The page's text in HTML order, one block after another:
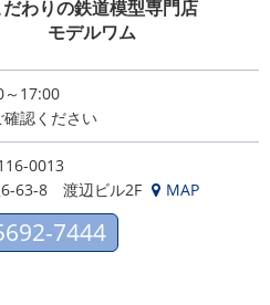
だわりの鉄道模型専門店
モデルワム
～17:00
認ください
0013
6-63-8 渡辺ビル2F
MAP
7444